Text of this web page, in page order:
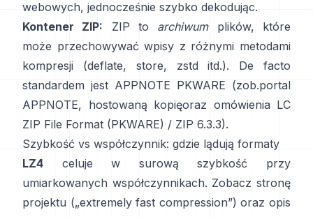
webowych, jednocześnie szybko dekodując.
Kontener ZIP: ZIP to archiwumplików, które
może przechowywać wpisy z różnymi metodami
kompresji (deflate, store, zstd itd.). De facto
standardem jest APPNOTE PKWARE (zob.portal
APPNOTE, hostowaną kopięoraz omówienia LC
ZIP File Format (PKWARE) / ZIP 6.3.3).
Szybkość vs współczynnik: gdzie lądują formaty
LZ4 celuje w surową szybkość przy
umiarkowanych współczynnikach. Zobacz stronę
projektu („extremely fast compression”) oraz opis